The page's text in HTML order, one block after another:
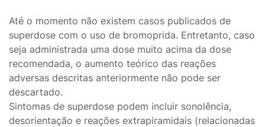
Até o momento não existem casos publicados de
superdose com o uso de bromoprida. Entretanto, caso
seja administrada uma dose muito acima da dose
recomendada, o aumento teórico das reações
adversas descritas anteriormente não pode ser
descartado.
Sintomas de superdose podem incluir sonolência,
desorientação e reações extrapiramidais (relacionadas